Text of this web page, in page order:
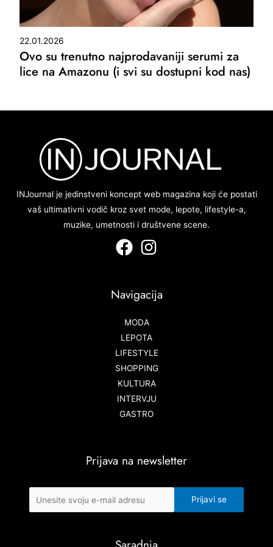
22.01.2026
Ovo su trenutno najprodavaniji serumi za
lice na Amazonu (i svi su dostupni kod nas)
INJournal je jedinstveni koncept web magazina koji će postati
vaš ultimativni vodič kroz svet mode, lepote, lifestyle-a,
muzike, umetnosti i društvene scene.
Navigacija
MODA
LEPOTA
LIFESTYLE
SHOPPING
KULTURA
INTERVJU
GASTRO
Prijava na newsletter